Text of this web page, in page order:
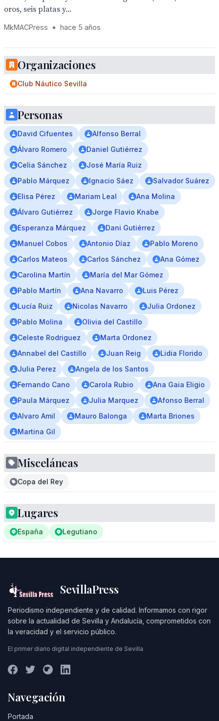
oros, seis platas y...
MkMACPress • hace 5 años
Organizaciones
Club Náutico Sevilla
Personas
David Cifuentes
Alfonso Berral
Álvaro Romero
Daniel Gutiérrez
Celia Sánchez
José María Ruiz
Pablo Márquez
Ignacio Sáez
Salvador Suárez
Elisa Pérez
Mariam Leal
Ana Molina
Álvaro Gutiérrez
Jorge Flavio Knabe
Esperanza Márquez
Dani Gutiérrez
Manuel Cobos
Antonio Díaz
Pablo Moreno
Carlos Mateos
Carlos Sánchez
Ana Gómez
Carolina Martín
María del Mar Gómez
Pablo Martín
Ana Navarro
Luis Pérez
Lucía Ruiz
Nicolas Navarro
Julia Ordonez
Pablo Molina
Olivia del Castillo
Celeste Rodriguez
Marta Ordonez
Annabel del Castillo
Juan Reig
Lidia Florido
Julia Perez
Angela de los Santos
Fernando Cano
Carola Rubio
Ana Gaia Eligio
Paula Márquez
Julia Marquez
Afonso Berral
Alvaro Amil
Mauro Balonga
Marta Briones
Martina Gil
Misceláneas
Copa del Rey
Lugares
España Legutiano
SevillaPress
Periodismo independiente y de calidad. Informamos con rigor
sobre la actualidad de Sevilla y Andalucía, comprometidos con
la veracidad y el servicio público.
El primer diario digital independiente de Sevilla
Navegación
Portada